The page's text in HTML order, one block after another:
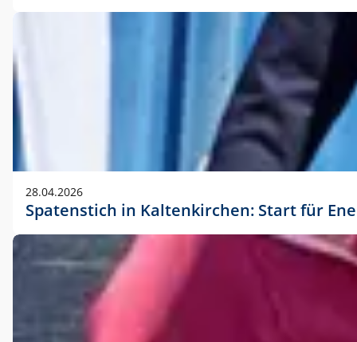
28.04.2026
Spatenstich in Kaltenkirchen: Start für